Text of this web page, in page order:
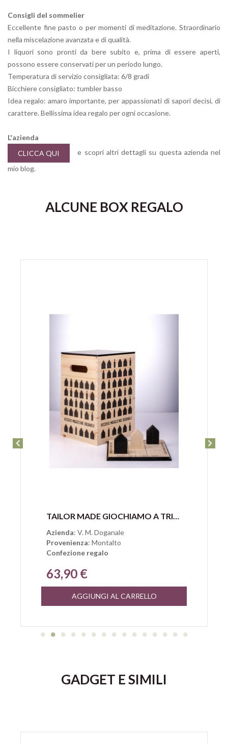
Consigli del sommelier
Eccellente fine pasto o per momenti di meditazione. Straordinario
nella miscelazione avanzata e di qualità.
I liquori sono pronti da bere subito e, prima di essere aperti,
possono essere conservati per un periodo lungo.
Temperatura di servizio consigliata: 6/8 gradi
Bicchiere consigliato: tumbler basso
Idea regalo: amaro importante, per appassionati di sapori decisi, di
carattere. Bellissima idea regalo per ogni occasione.
L'azienda
CLICCA QUI
e scopri altri dettagli su questa azienda nel
mio blog.
ALCUNE BOX REGALO
Anteprima TAILOR MADE GIOCHIAMO A TRIS CON 4 BOTTIGLIE DEL VECCHIO MAGAZZINO DOGANALE
Azienda: V. M. Doganale
Provenienza: Montalto
Confezione regalo
63,90 €
AGGIUNGI AL CARRELLO
GADGET E SIMILI